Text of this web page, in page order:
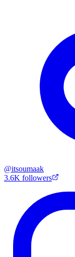
@itsoumaak
3.6K followers